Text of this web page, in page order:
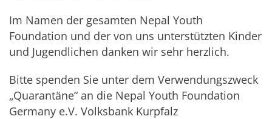
Im Namen der gesamten Nepal Youth
Foundation und der von uns unterstützten Kinder
und Jugendlichen danken wir sehr herzlich.
Bitte spenden Sie unter dem Verwendungszweck
„Quarantäne“ an die Nepal Youth Foundation
Germany e.V. Volksbank Kurpfalz